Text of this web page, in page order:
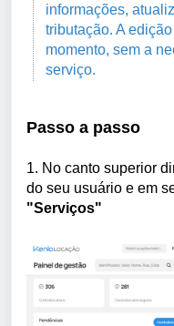
informações,
tributação. A
momento, sem a
serviço.
Passo a passo
1. No canto superior
do seu usuário e em
"Serviços"